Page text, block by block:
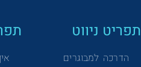
תפריט ניווט
הדרכה למבוגרים